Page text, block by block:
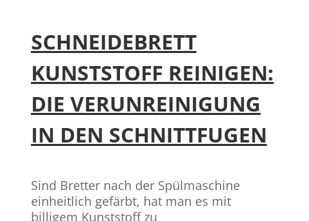
SCHNEIDEBRETT
KUNSTSTOFF REINIGEN:
DIE VERUNREINIGUNG
IN DEN SCHNITTFUGEN
Sind Bretter nach der Spülmaschine
einheitlich gefärbt, hat man es mit
billigem Kunststoff zu